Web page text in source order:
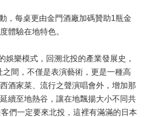
每桌更由金門酒廠加碼贊助1瓶金
體驗在地特色。
樂模式，回溯北投的產業發展史，
間，不僅是表演藝術，更是一種高
酒家菜、流行之聲演唱會外，增加那
續至地熱谷，讓在地飄揚大小不同共
們一定要來北投，這裡有滿滿的日本